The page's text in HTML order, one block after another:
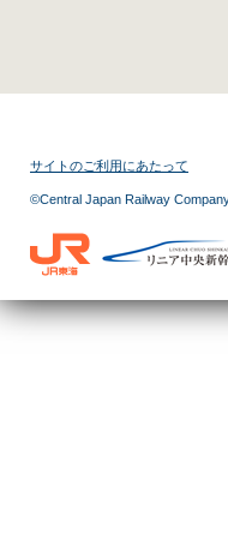
サイトのご利用にあたって
©Central Japan Railway
海
線